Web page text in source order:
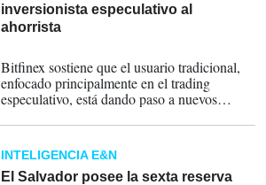
inversionista especulativo al
ahorrista
Bitfinex sostiene que el usuario tradicional,
enfocado principalmente en el trading
especulativo, está dando paso a nuevos
como herramientas financieras para el ahorro,
la gestión empresarial y el acceso a mercados
de capital.
INTELIGENCIA E&N
El Salvador posee la sexta reserva